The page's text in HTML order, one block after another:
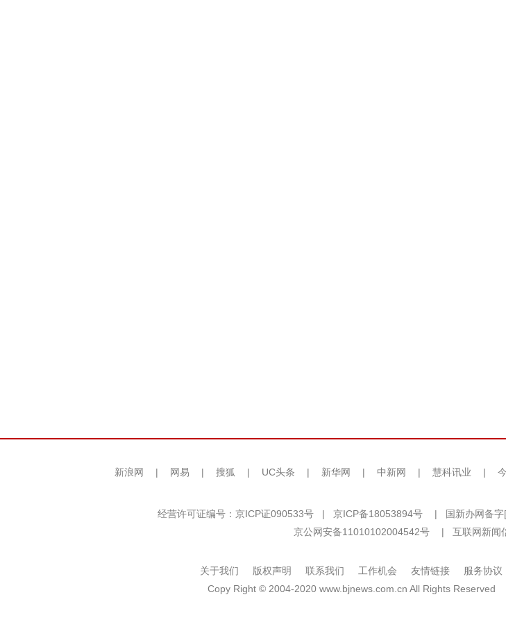
新浪网 | 网易 | 搜狐 | UC头条 | 新华网 | 中新网 | 慧科讯业 |
经营许可证编号：京ICP证090533号 | 京ICP备18053894号 | 国新办网备
京公网安备11010102004542号
| 互联网新闻
关于我们 版权声明 联系我们 工作机会 友情链接
服务协议
Copy Right © 2004-2020 www.bjnews.com.cn All Rights Reserved